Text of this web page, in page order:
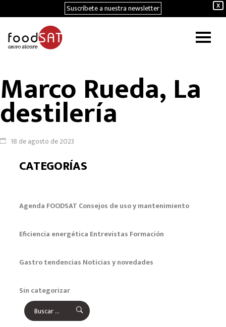
X
Suscríbete a nuestra newsletter
Marco Rueda, La
destilería
18 de agosto de 2023
CATEGORÍAS
Agenda FOODSAT Consejos de uso y mantenimiento
Eficiencia energética Entrevistas Formación
Gastro tendencias Noticias y novedades
Sin categorizar